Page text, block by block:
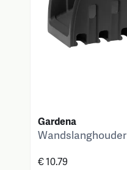
Gardena
Wandslanghouder
€ 10.79